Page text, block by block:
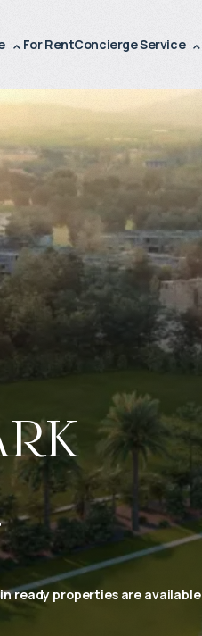
For RentConcierge Service
ready properties are available